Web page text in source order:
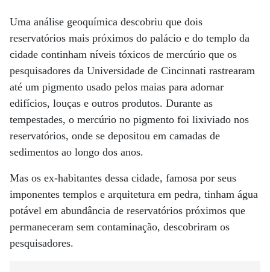
Uma análise geoquímica descobriu que dois
reservatórios mais próximos do palácio e do templo da
cidade continham níveis tóxicos de mercúrio que os
pesquisadores da Universidade de Cincinnati rastrearam
até um pigmento usado pelos maias para adornar
edifícios, louças e outros produtos. Durante as
tempestades, o mercúrio no pigmento foi lixiviado nos
reservatórios, onde se depositou em camadas de
sedimentos ao longo dos anos.
Mas os ex-habitantes dessa cidade, famosa por seus
imponentes templos e arquitetura em pedra, tinham água
potável em abundância de reservatórios próximos que
permaneceram sem contaminação, descobriram os
pesquisadores.